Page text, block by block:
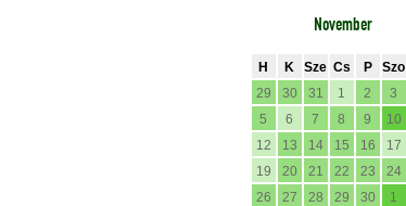
November
H K Sze Cs P Szo
29
30 31 1 2 3
5
6 7 8 9 10
12
13 14 15 16 17
19
20 21 22 23 24
26
27 28 29 30 1